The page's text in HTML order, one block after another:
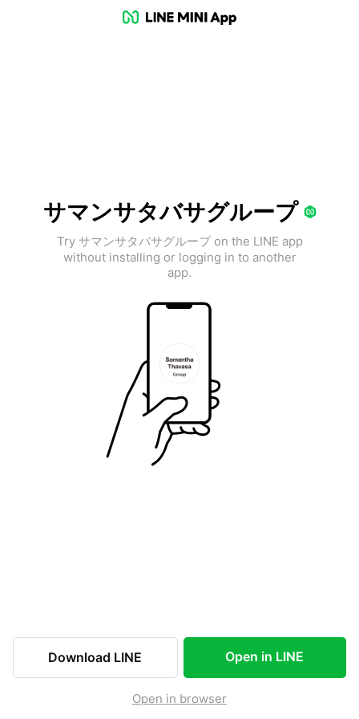
サマンサタバサグループ
Try サマンサタバサグループ on the LINE app
without installing or logging in to another
app.
Download LINE Open in LINE
Open in browser